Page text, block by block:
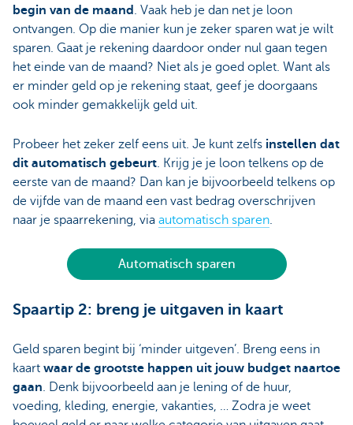
begin van de maand . Vaak heb je dan net je loon
ontvangen. Op die manier kun je zeker sparen wat je wilt
sparen. Gaat je rekening daardoor onder nul gaan tegen
het einde van de maand? Niet als je goed oplet. Want als
er minder geld op je rekening staat, geef je doorgaans
ook minder gemakkelijk geld uit.
Probeer het zeker zelf eens uit. Je kunt zelfs instellen dat
dit automatisch gebeurt. Krijg je je loon telkens op de
eerste van de maand? Dan kan je bijvoorbeeld telkens op
de vijfde van de maand een vast bedrag overschrijven
naar je spaarrekening, via automatisch sparen.
Automatisch sparen
Spaartip 2: breng je uitgaven in kaart
Geld sparen begint bij ‘minder uitgeven’. Breng eens in
kaart waar de grootste happen uit jouw budget naartoe
gaan. Denk bijvoorbeeld aan je lening of de huur,
voeding, kleding, energie, vakanties, … Zodra je weet